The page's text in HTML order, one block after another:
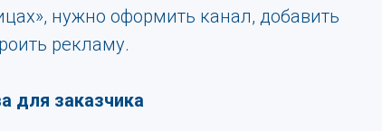
нужно оформить канал, добавить
рекламу.
для заказчика